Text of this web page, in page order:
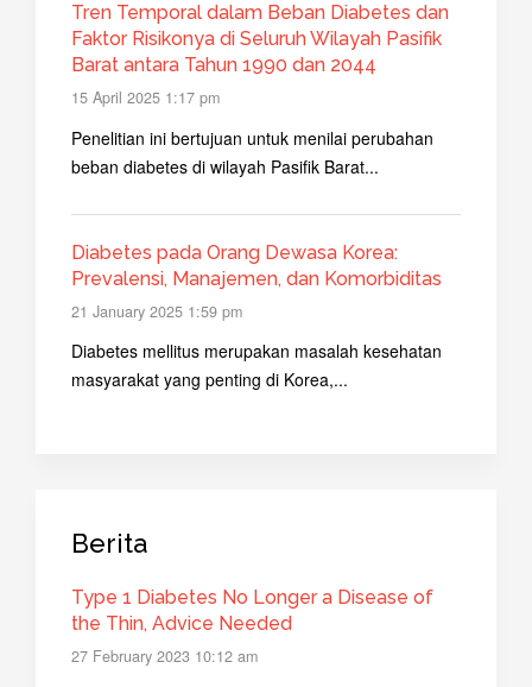
Tren Temporal dalam Beban Diabetes dan
Faktor Risikonya di Seluruh Wilayah Pasifik
Barat antara Tahun 1990 dan 2044
15 April 2025 1:17 pm
Penelitian ini bertujuan untuk menilai perubahan
beban diabetes di wilayah Pasifik Barat...
Diabetes pada Orang Dewasa Korea:
Prevalensi, Manajemen, dan Komorbiditas
21 January 2025 1:59 pm
Diabetes mellitus merupakan masalah kesehatan
masyarakat yang penting di Korea,...
Berita
Type 1 Diabetes No Longer a Disease of
the Thin, Advice Needed
27 February 2023 10:12 am